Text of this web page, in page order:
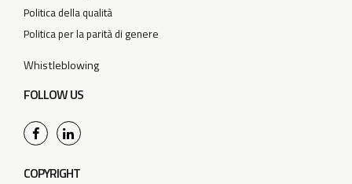
Politica della qualità
Politica per la parità di genere
Whistleblowing
FOLLOW US
COPYRIGHT